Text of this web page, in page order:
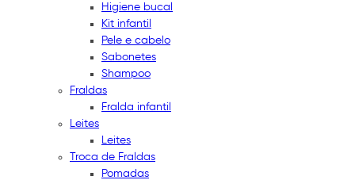
Higiene bucal
Kit infantil
Pele e cabelo
Sabonetes
Shampoo
Fraldas
Fralda infantil
Leites
Leites
Troca de Fraldas
Pomadas